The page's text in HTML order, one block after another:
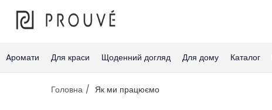
Aромати Для краси Щоденний догляд Для дому Каталог
Головна Як ми працюємо